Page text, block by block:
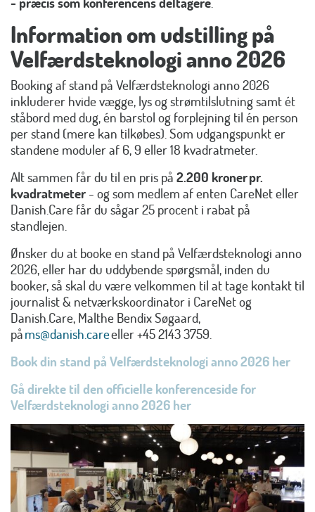
Informationom udstilling på
Velfærdsteknologi anno 2026
Booking af stand på Velfærdsteknologi anno 2026
inkluderer hvide vægge, lys og strømtilslutning samt ét
ståbord med dug, én barstol og forplejning til én person
per stand (mere kan tilkøbes). Som udgangspunkt er
standene moduler af 6, 9 eller 18 kvadratmeter.
Alt sammen får du til en pris på 2.200 kroner pr.
kvadratmeter - og som medlem af enten CareNet eller
Danish.Care får du sågar 25 procent i rabat på
standlejen.
Ønsker du at booke en stand på Velfærdsteknologi anno
2026, eller har du uddybende spørgsmål, inden du
booker, så skal du være velkommen til at tage kontakt til
journalist & netværkskoordinator i CareNet og
Danish.Care, Malthe Bendix Søgaard,
påms@danish.careeller +45 2143 3759.
Book din stand på Velfærdsteknologi anno 2026 her
Gå direkte til den officielle konferenceside for
Velfærdsteknologi anno 2026 her